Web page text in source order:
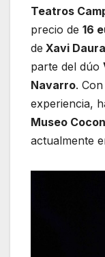
Teatros
precio de 16
de Xavi Daura
parte del dúo
Navarro.
experiencia,
Museo
actualmente